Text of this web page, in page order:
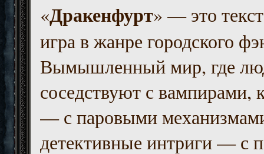
«Дракенфурт» — это
игра в жанре городского
Вымышленный мир, где
соседствуют с вампирами,
— с паровыми
детективные интриги — с